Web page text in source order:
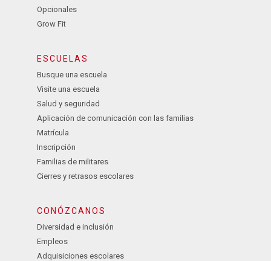
Opcionales
Grow Fit
ESCUELAS
Busque una escuela
Visite una escuela
Salud y seguridad
Aplicación de comunicación con las familias
Matrícula
Inscripción
Familias de militares
Cierres y retrasos escolares
CONÓZCANOS
Diversidad e inclusión
Empleos
Adquisiciones escolares